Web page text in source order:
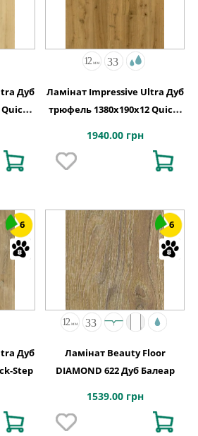
Дуб
Quick-
Ламінат Impressive Ultra Дуб
трюфель 1380х190x12 Quick-
1940.00 грн
6
Дуб
Step
6
Ламінат Beauty Floor
DIAMOND 622 Дуб Балеар
1539.00 грн